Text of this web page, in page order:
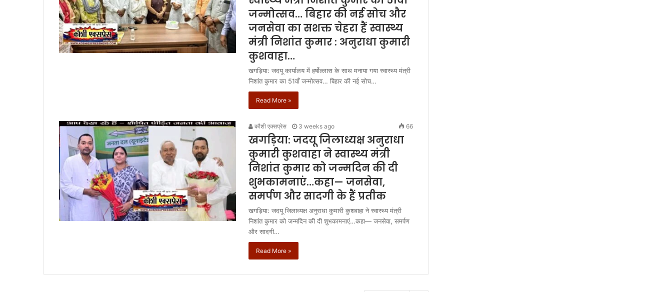
जन्मोत्सव… बिहार की नई सोच और
जनसेवा का सशक्त चेहरा हैं स्वास्थ्य
मंत्री निशांत कुमार : अनुराधा कुमारी
कुशवाहा…
खगड़िया: जदयू कार्यालय में हर्षोल्लास के साथ मनाया गया स्वास्थ्य मंत्री
निशांत कुमार का 51वाँ जन्मोत्सव… बिहार की नई सोच…
Read More »
कौशी एक्सप्रेस 3 weeks ago 66
खगड़िया: जदयू जिलाध्यक्ष अनुराधा
कुमारी कुशवाहा ने स्वास्थ्य मंत्री
निशांत कुमार को जन्मदिन की दी
शुभकामनाएं…कहा— जनसेवा,
समर्पण और सादगी के हैं प्रतीक
खगड़िया: जदयू जिलाध्यक्ष अनुराधा कुमारी कुशवाहा ने स्वास्थ्य मंत्री
निशांत कुमार को जन्मदिन की दी शुभकामनाएं…कहा— जनसेवा, समर्पण
और सादगी…
Read More »